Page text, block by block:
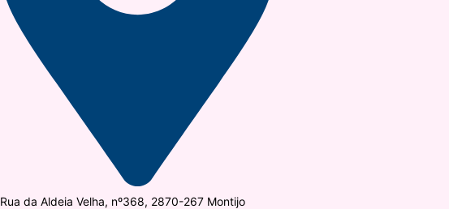
Rua da Aldeia Velha, nº368, 2870-267 Montijo